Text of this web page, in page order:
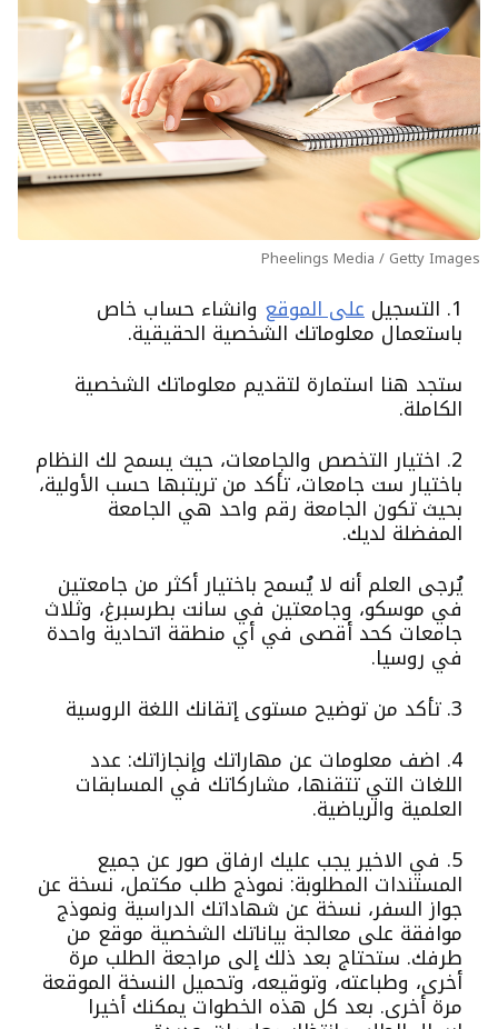
Pheelings Media / Getty Images
1. التسجيل على الموقع وانشاء حساب خاص
باستعمال معلوماتك الشخصية الحقيقية.
ستجد هنا استمارة لتقديم معلوماتك الشخصية
الكاملة.
2. اختيار التخصص والجامعات، حيث يسمح لك النظام
باختيار ست جامعات، تأكد من تريتبها حسب الأولية،
بحيث تكون الجامعة رقم واحد هي الجامعة
المفضلة لديك.
يُرجى العلم أنه لا يُسمح باختيار أكثر من جامعتين
في موسكو، وجامعتين في سانت بطرسبرغ، وثلاث
جامعات كحد أقصى في أي منطقة اتحادية واحدة
في روسيا.
3. تأكد من توضيح مستوى إتقانك اللغة الروسية
4. اضف معلومات عن مهاراتك وإنجازاتك: عدد
اللغات التي تتقنها، مشاركاتك في المسابقات
العلمية والرياضية.
5. في الاخير يجب عليك ارفاق صور عن جميع
المستندات المطلوبة: نموذج طلب مكتمل، نسخة عن
جواز السفر، نسخة عن شهاداتك الدراسية ونموذج
موافقة على معالجة بياناتك الشخصية موقع من
طرفك. ستحتاج بعد ذلك إلى مراجعة الطلب مرة
أخرى، وطباعته، وتوقيعه، وتحميل النسخة الموقعة
مرة أخرى. بعد كل هذه الخطوات يمكنك أخيرا